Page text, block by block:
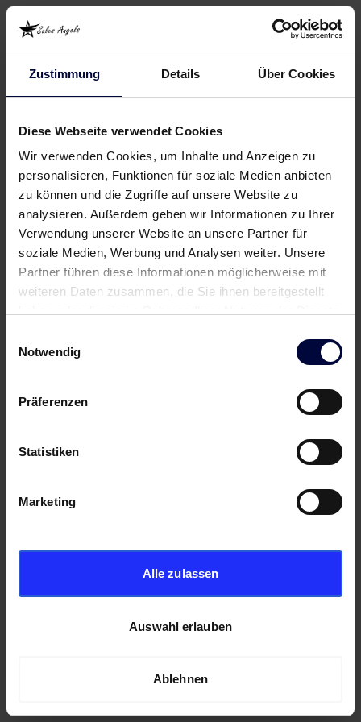
Zustimmung Details Über Cookies
Diese Webseite verwendet Cookies
Wir verwenden Cookies, um Inhalte und Anzeigen zu
personalisieren, Funktionen für soziale Medien anbieten
zu können und die Zugriffe auf unsere Website zu
analysieren. Außerdem geben wir Informationen zu Ihrer
Verwendung unserer Website an unsere Partner für
soziale Medien, Werbung und Analysen weiter. Unsere
Partner führen diese Informationen möglicherweise mit
weiteren Daten zusammen, die Sie ihnen bereitgestellt
Notwendig
Präferenzen
Statistiken
Marketing
Alle zulassen
Auswahl erlauben
Ablehnen